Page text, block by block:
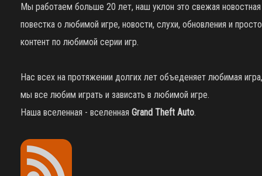
Мы работаем больше 20 лет, наш уклон это свежая новостная
повестка о любимой игре, новости, слухи, обновления и просто
контент по любимой серии игр.
Нас всех на протяжении долгих лет объеденяет любимая игра,
мы все любим играть и зависать в любимой игре.
Наша вселенная - вселенная Grand Theft Auto.